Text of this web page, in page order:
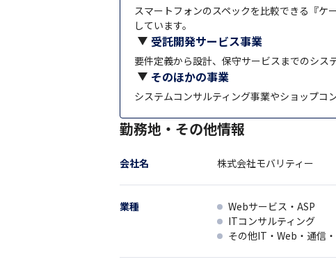
スマートフォンのスペックを比較できる『
しています。
受託開発サービス事業
要件定義から設計、保守サービスまでのシス
そのほかの事業
システムコンサルティング事業やショップコ
勤務地・その他情報
会社名 株式会社モバリティー
業種
Webサービス・ASP
ITコンサルティング
その他IT・Web・通信